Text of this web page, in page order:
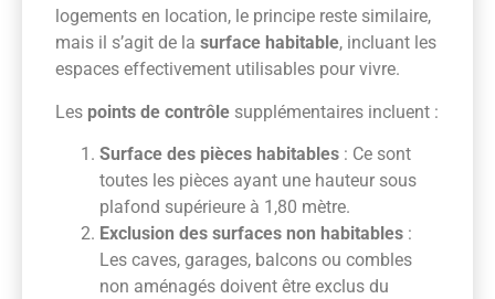
logements en location, le principe reste similaire,
mais il s’agit de la surface habitable, incluant les
espaces effectivement utilisables pour vivre.
Les points de contrôle supplémentaires incluent :
Surface des pièces habitables : Ce sont
toutes les pièces ayant une hauteur sous
plafond supérieure à 1,80 mètre.
Exclusion des surfaces non habitables :
Les caves, garages, balcons ou combles
non aménagés doivent être exclus du